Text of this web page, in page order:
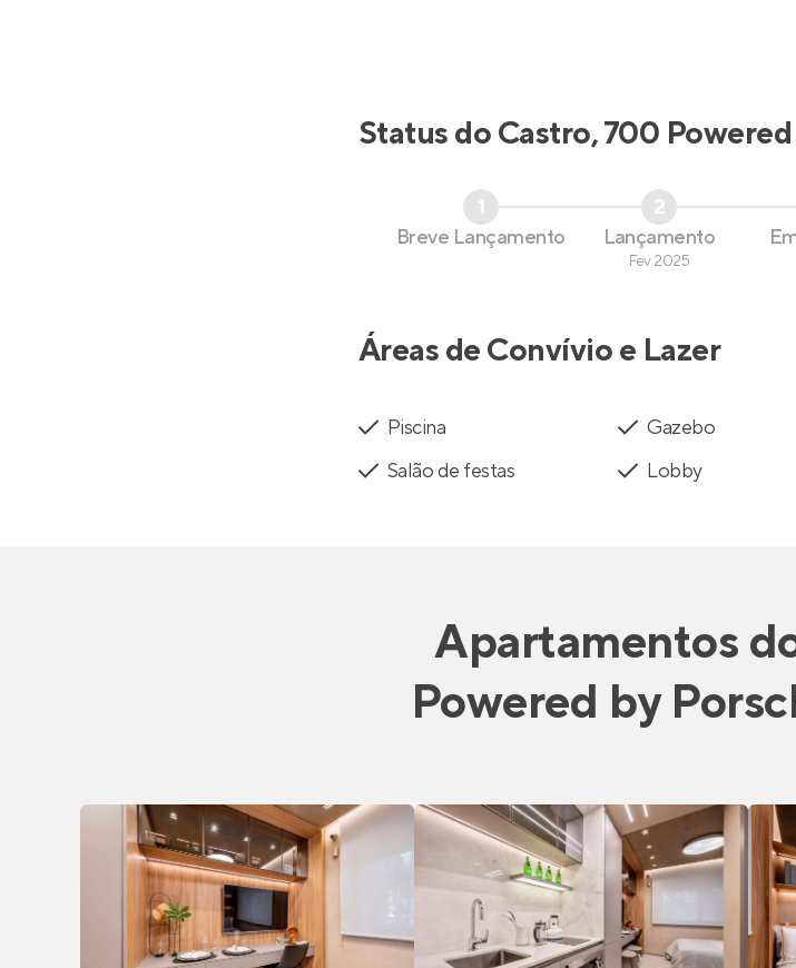
Status doCastro, 700
1
Breve Lançamento
2
Lançamento
Fev 2025
Áreas de Convívio e Lazer
Piscina Gazebo
Salão de festas
Lobby
Apartamentos
Powered by